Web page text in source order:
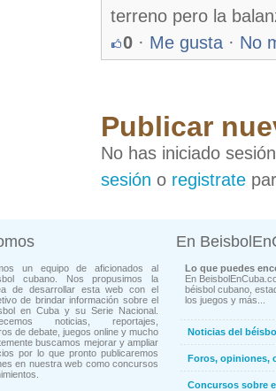
terreno pero la
0 · Me gusta · No
Publicar
No has iniciado
sesión o registrate
un equipo de aficionados al
cubano. Nos propusimos la
de desarrollar esta web con el
de brindar información sobre el
en Cuba y su Serie Nacional.
noticias, reportajes,
de debate, juegos online y mucho
buscamos mejorar y ampliar
por lo que pronto publicaremos
en nuestra web como concursos
En
Lo que puedes
En
béisbol cubano,
los juegos y más...
Noticias del
Foros, opiniones,
Concursos sobre